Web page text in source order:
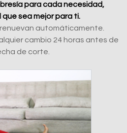
para cada necesidad,
sea mejor para ti.
automáticamente.
cambio 24 horas antes de
de corte.